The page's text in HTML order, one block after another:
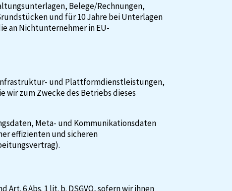
Belege/Rechnungen,
und für 10 Jahre bei Unterlagen
an Nichtunternehmer in EU-
und Plattformdienstleistungen,
zum Zwecke des Betriebs dieses
Meta- und Kommunikationsdaten
effizienten und sicheren
6 Abs. 1 lit. b. DSGVO, sofern wir ihnen